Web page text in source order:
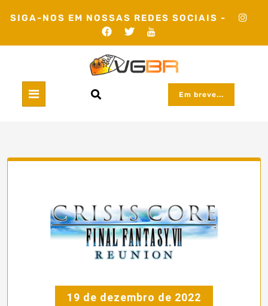
SIGA-NOS EM NOSSAS REDES SOCIAIS -
Em breve...
19 de dezembro de 2022